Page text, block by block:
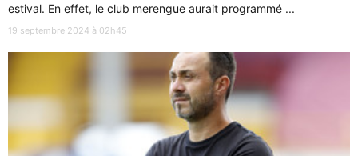
estival. En effet, le club merengue aurait programmé ...
19 septembre 2024 à 02h45